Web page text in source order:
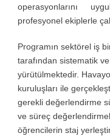
operasyonlarını
profesyonel ekiplerle
Programın sektörel iş
tarafından sistematik
yürütülmektedir.
kuruluşları ile
gerekli değerlendirme
ve süreç
öğrencilerin staj